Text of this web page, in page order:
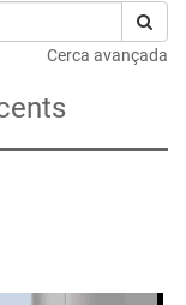
Cerca avançada